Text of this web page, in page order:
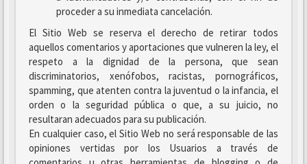
proceder a su inmediata cancelación.
El Sitio Web se reserva el derecho de retirar todos
aquellos comentarios y aportaciones que vulneren la ley, el
respeto a la dignidad de la persona, que sean
discriminatorios, xenófobos, racistas, pornográficos,
spamming, que atenten contra la juventud o la infancia, el
orden o la seguridad pública o que, a su juicio, no
resultaran adecuados para su publicación.
En cualquier caso, el Sitio Web no será responsable de las
opiniones vertidas por los Usuarios a través de